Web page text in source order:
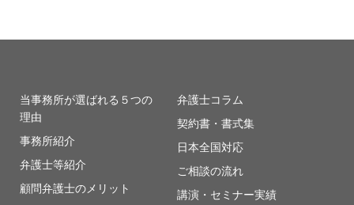
当事務所が選ばれる５つの
理由
事務所紹介
弁護士等紹介
顧問弁護士のメリット
弁護士コラム
契約書・書式集
日本全国対応
ご相談の流れ
講演・セミナー実績